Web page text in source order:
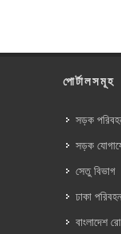
পোর্টালসমূহ
সড়ক
সড়ক
সেতু বিভাগ
ঢাকা
বাংলাদেশ